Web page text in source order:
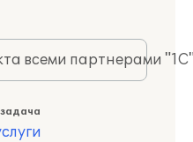
всеми партнерами